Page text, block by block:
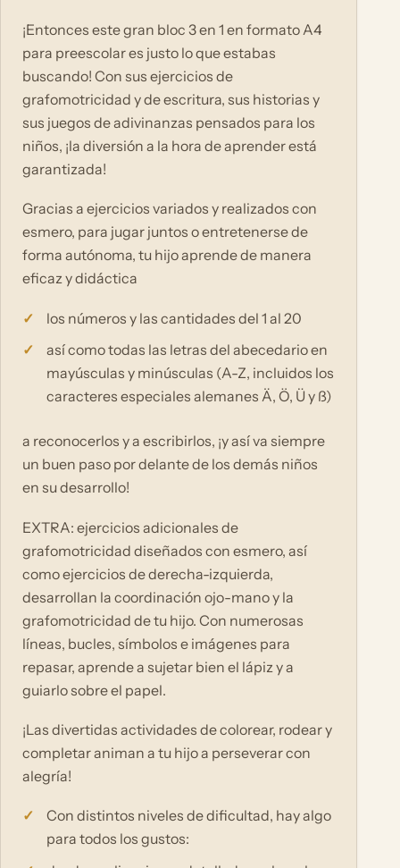
¡Entonces este gran bloc 3 en 1 en formato A4
para preescolar es justo lo que estabas
buscando! Con sus ejercicios de
grafomotricidad y de escritura, sus historias y
sus juegos de adivinanzas pensados para los
niños, ¡la diversión a la hora de aprender está
garantizada!
Gracias a ejercicios variados y realizados con
esmero, para jugar juntos o entretenerse de
forma autónoma, tu hijo aprende de manera
eficaz y didáctica
los números y las cantidades del 1 al 20
así como todas las letras del abecedario en
mayúsculas y minúsculas (A-Z, incluidos los
caracteres especiales alemanes Ä, Ö, Ü y ß)
a reconocerlos y a escribirlos, ¡y así va siempre
un buen paso por delante de los demás niños
en su desarrollo!
EXTRA: ejercicios adicionales de
grafomotricidad diseñados con esmero, así
como ejercicios de derecha-izquierda,
desarrollan la coordinación ojo-mano y la
grafomotricidad de tu hijo. Con numerosas
líneas, bucles, símbolos e imágenes para
repasar, aprende a sujetar bien el lápiz y a
guiarlo sobre el papel.
¡Las divertidas actividades de colorear, rodear y
completar animan a tu hijo a perseverar con
alegría!
Con distintos niveles de dificultad, hay algo
para todos los gustos: